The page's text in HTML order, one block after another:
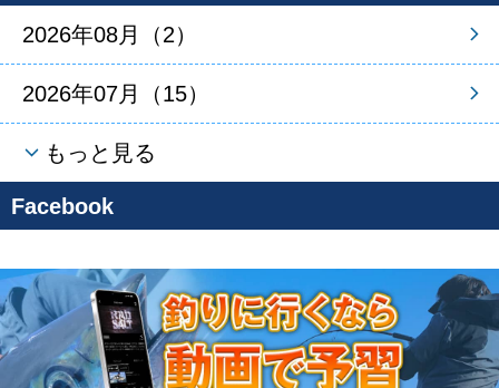
2026年08月（2）
2026年07月（15）
もっと見る
Facebook